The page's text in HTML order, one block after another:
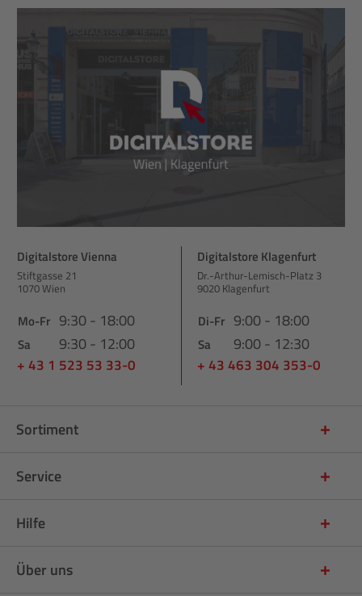
Digitalstore Vienna
Stiftgasse 21
1070 Wien
Mo-Fr 9:30 - 18:00
Sa 9:30 - 12:00
+ 43 1 523 53 33-0
Digitalstore Klagenfurt
Dr.-Arthur-Lemisch-Platz 3
9020 Klagenfurt
Di-Fr 9:00 - 18:00
Sa 9:00 - 12:30
+ 43 463 304 353-0
Sortiment
Service
Hilfe
Über uns